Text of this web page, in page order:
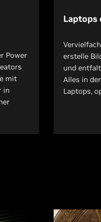
Power
mit
in
Laptops
erstelle
und
Alles in
Laptops,